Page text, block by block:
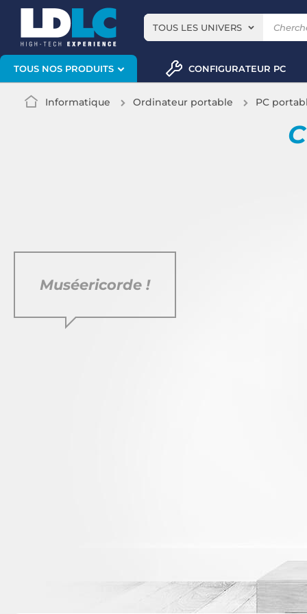
TOUS LES UNIVERS
TOUS NOS PRODUITS CONFIGURATEUR PC
Informatique Ordinateur portable PC
Muséericorde !